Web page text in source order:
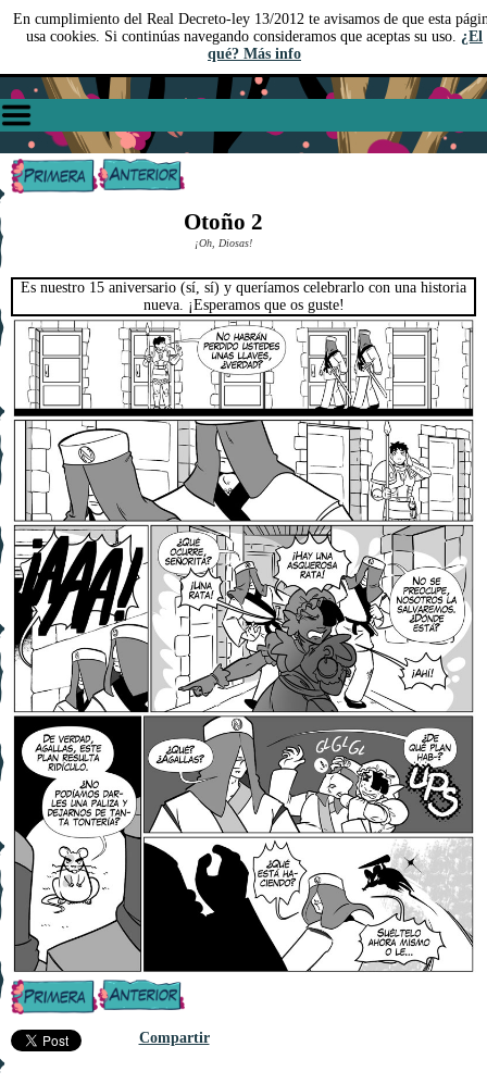
En cumplimiento del Real Decreto-ley 13/2012 te avisamos de que esta
usa cookies. Si continúas navegando consideramos que aceptas su uso. ¿El
qué? Más info
Otoño 2
¡Oh, Diosas!
Es nuestro 15 aniversario (sí, sí) y queríamos celebrarlo con una historia
nueva. ¡Esperamos que os guste!
Compartir